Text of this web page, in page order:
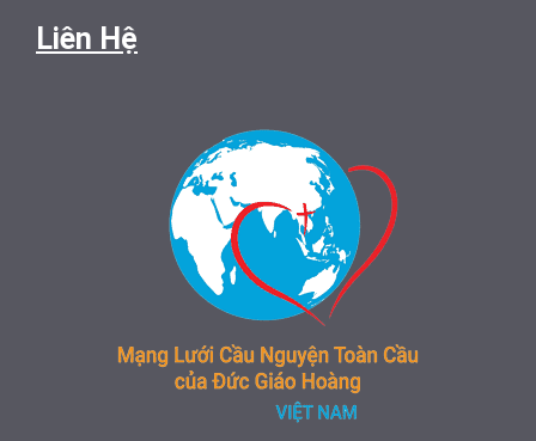
Liên Hệ